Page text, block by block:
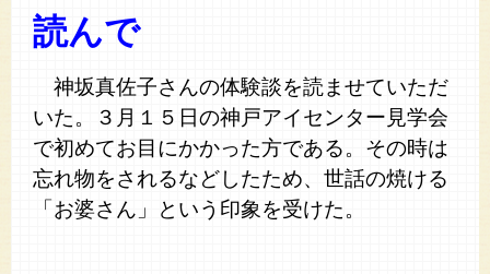
読んで
神坂真佐子さんの体験談を読ませていただ
いた。３月１５日の神戸アイセンター見学会
で初めてお目にかかった方である。その時は
忘れ物をされるなどしたため、世話の焼ける
「お婆さん」という印象を受けた。